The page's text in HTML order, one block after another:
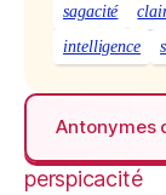
sagacité
intelligence
Antonymes
perspicacité